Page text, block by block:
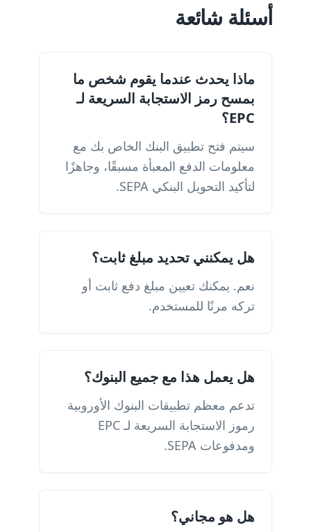
أسئلة شائعة
ماذا يحدث عندما يقوم شخص ما
بمسح رمز الاستجابة السريعة لـ
EPC؟
سيتم فتح تطبيق البنك الخاص بك مع
معلومات الدفع المعبأة مسبقًا، وجاهزًا
لتأكيد التحويل البنكي SEPA.
هل يمكنني تحديد مبلغ ثابت؟
نعم. يمكنك تعيين مبلغ دفع ثابت أو
تركه مرنًا للمستخدم.
هل يعمل هذا مع جميع البنوك؟
تدعم معظم تطبيقات البنوك الأوروبية
رموز الاستجابة السريعة لـ EPC
ومدفوعات SEPA.
هل هو مجاني؟